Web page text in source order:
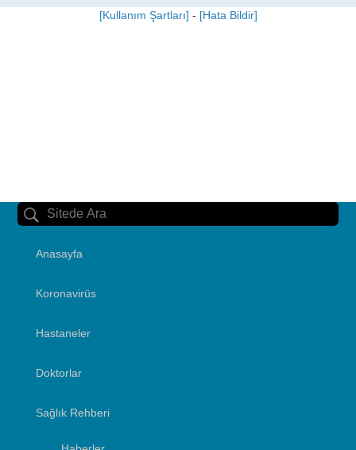
[Kullanım Şartları] - [Hata Bildir]
Anasayfa
Koronavirüs
Hastaneler
Doktorlar
Sağlık Rehberi